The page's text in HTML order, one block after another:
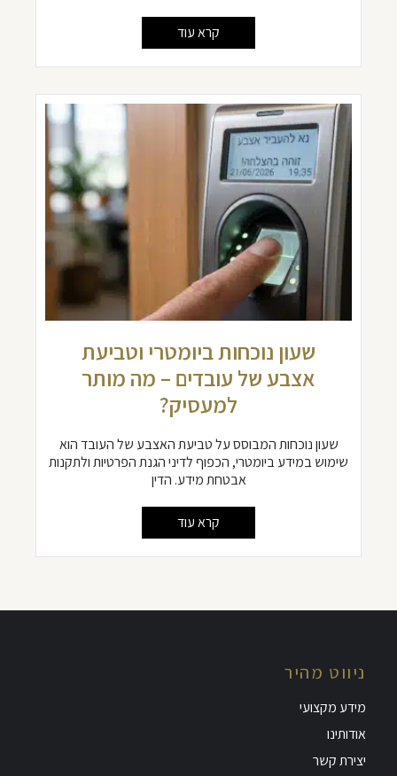
קרא עוד
שעון נוכחות ביומטרי וטביעת
אצבע של עובדים – מה מותר
למעסיק?
שעון נוכחות המבוסס על טביעת האצבע של העובד הוא
שימוש במידע ביומטרי, הכפוף לדיני הגנת הפרטיות ולתקנות
אבטחת מידע. הדין
קרא עוד
ניווט מהיר
מידע מקצועי
אודותינו
יצירת קשר